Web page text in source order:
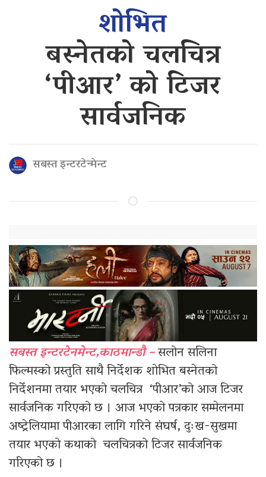
शोभित
बस्नेतको चलचित्र
‘पीआर’ को टिजर
सार्वजनिक
सबस्त इन्टरटेन्मेन्ट
सबस्त इन्टरटेनमेन्ट,काठमान्डौ –सलोन सलिना
फिल्मस्को प्रस्तुति साथै निर्देशक शोभित बस्नेतको
निर्देशनमा तयार भएको चलचित्र ‘पीआर’को आज टिजर
सार्वजनिक गरिएको छ । आज भएको पत्रकार सम्मेलनमा
अष्ट्रेलियामा पीआरका लागि गरिने संघर्ष, दुःख-सुखमा
तयार भएको कथाको चलचित्रको टिजर सार्वजनिक
गरिएको छ ।